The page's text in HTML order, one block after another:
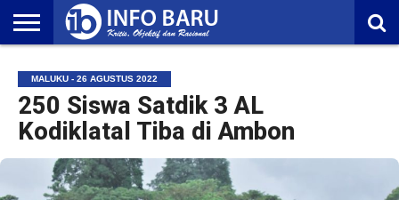
NASIONAL
AMBONIA
MALUKU
EKONOMI
POLITIK
OLAHRAGA
LIFESTYLE
REDAKSI
MALUKU - 26 AGUSTUS 2022
250 Siswa Satdik 3 AL
Kodiklatal Tiba di Ambon